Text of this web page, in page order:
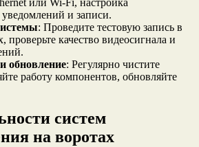
или Wi-Fi, настройка
и записи.
: Проведите тестовую запись в
проверьте качество видеосигнала и
обновление: Регулярно чистите
работу компонентов, обновляйте
систем
на воротах